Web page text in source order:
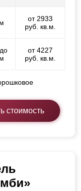
от 2933
руб. кв.м.
от 4227
руб. кв.м.
стоимость